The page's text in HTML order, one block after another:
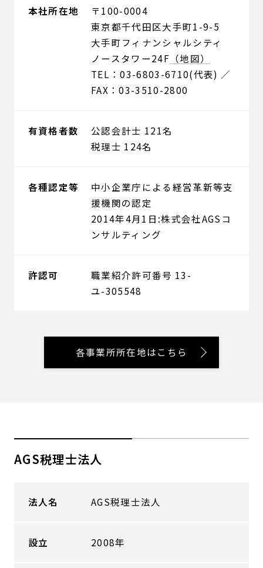
本社所在地
〒100-0004
東京都千代田区大手町1-9-5
大手町フィナンシャルシティ
ノースタワー24F （地図）
TEL：03-6803-6710(代表) ／
FAX：03-3510-2800
有資格者数
公認会計士 121名
税理士 124名
各種認定等
中小企業庁による経営革新等支
援機関の認定
2014年4月1日:株式会社AGSコ
ンサルティング
許認可
職業紹介許可番号 13-
ユ-305548
各事業所所在地はこちら
AGS税理士法人
法人名 AGS税理士法人
設立 2008年